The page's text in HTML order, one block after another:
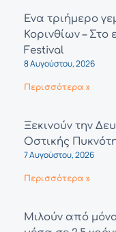
Ένα τριήμερο
Κορινθίων –
Festival
8 Αυγούστου, 2026
Περισσότερα »
Ξεκινούν την
Οστικής
7 Αυγούστου, 2026
Περισσότερα »
Μιλούν από